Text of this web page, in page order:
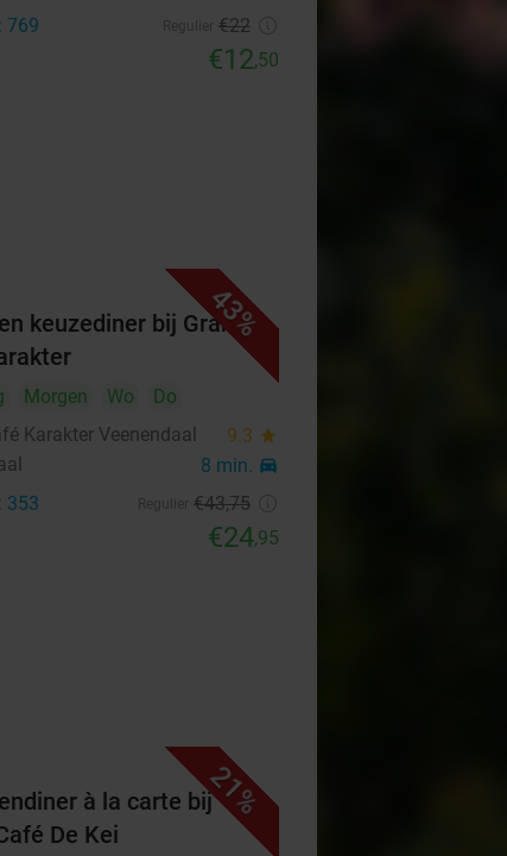
769 €22
€12,50
43%
keuzediner bij Grand
Morgen Wo
Do
Karakter Veenendaal
9.3 star
8 min. directions_car
353 €43,75
€24,95
21%
à la carte bij
De Kei